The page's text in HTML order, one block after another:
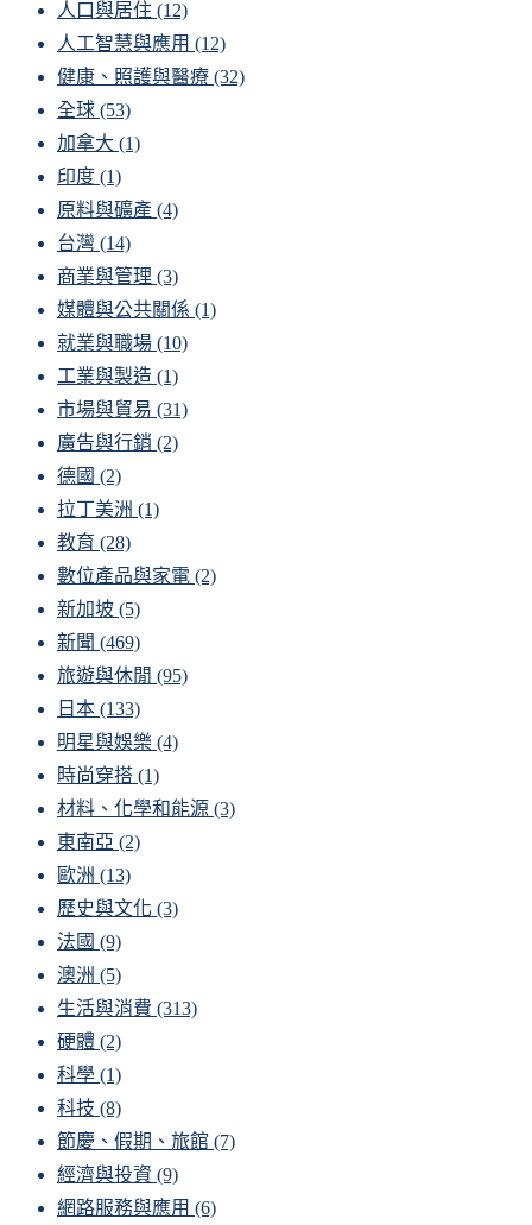
人口與居住 (12)
人工智慧與應用 (12)
健康、照護與醫療 (32)
全球 (53)
加拿大 (1)
印度 (1)
原料與礦產 (4)
台灣 (14)
商業與管理 (3)
媒體與公共關係 (1)
就業與職場 (10)
工業與製造 (1)
市場與貿易 (31)
廣告與行銷 (2)
德國 (2)
拉丁美洲 (1)
教育 (28)
數位產品與家電 (2)
新加坡 (5)
新聞 (469)
旅遊與休閒 (95)
日本 (133)
明星與娛樂 (4)
時尚穿搭 (1)
材料、化學和能源 (3)
東南亞 (2)
歐洲 (13)
歷史與文化 (3)
法國 (9)
澳洲 (5)
生活與消費 (313)
硬體 (2)
科學 (1)
科技 (8)
節慶、假期、旅館 (7)
經濟與投資 (9)
網路服務與應用 (6)